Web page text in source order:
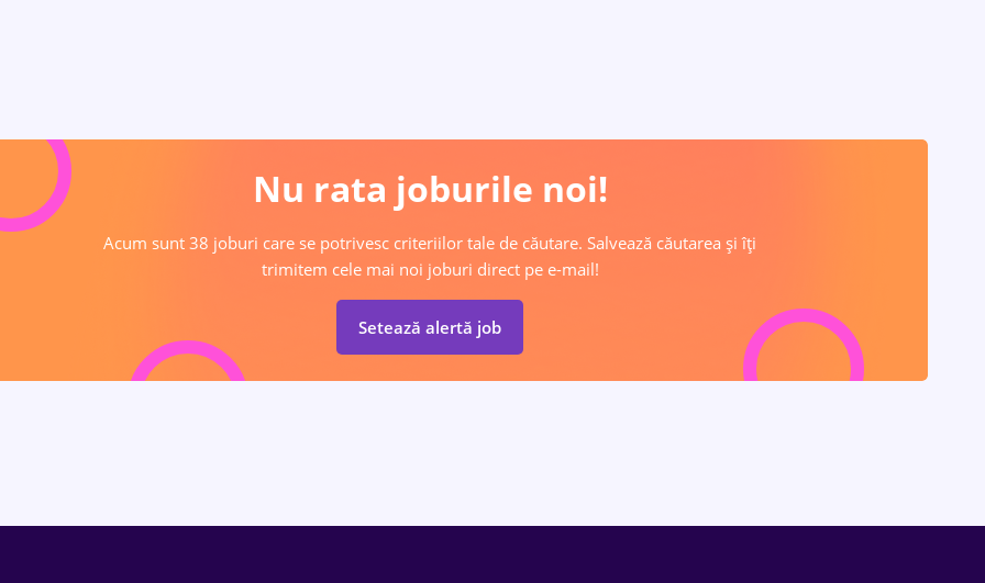
Nu rata joburile noi!
Acum sunt 38 joburi care se potrivesc criteriilor tale de căutare. Salvează căutarea și îți
trimitem cele mai noi joburi direct pe e-mail!
Setează alertă job